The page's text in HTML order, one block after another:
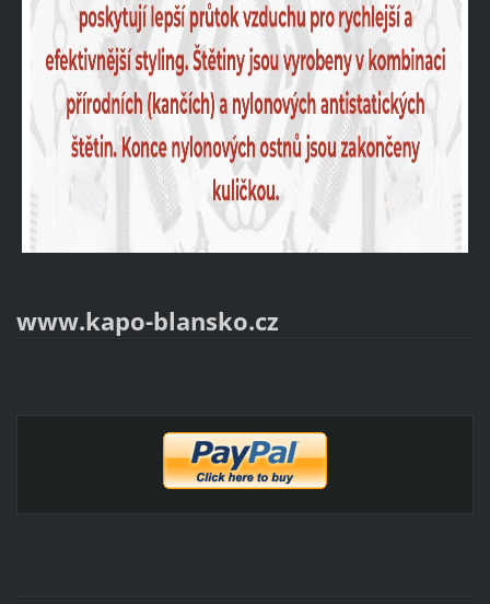
www.kapo-blansko.cz